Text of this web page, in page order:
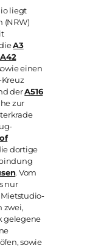
liegt
(NRW)
A3
A42
einen
derA516
zur
dortige
. Vom
nur
zwei,
gelegene
sowie